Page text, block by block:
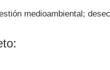
medioambiental;